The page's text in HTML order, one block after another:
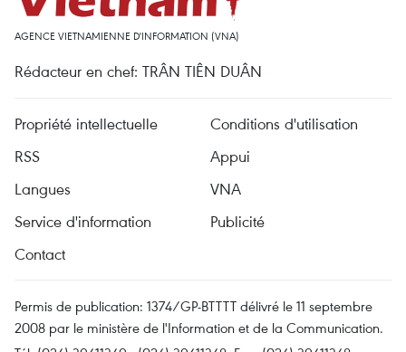
AGENCE VIETNAMIENNE D'INFORMATION (VNA)
Rédacteur en chef: TRÂN TIÊN DUÂN
Propriété intellectuelle
Conditions d'utilisation
RSS
Appui
Langues
VNA
Service d'information
Publicité
Contact
Permis de publication: 1374/GP-BTTTT délivré le 11 septembre
2008 par le ministère de l'Information et de la Communication.